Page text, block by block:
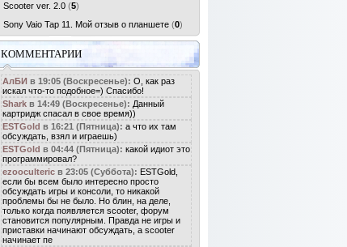
Scooter ver. 2.0 (5)
Sony Vaio Tap 11. Мой отзыв о планшете (0)
КОММЕНТАРИИ
АлБИ в 19:05 (Воскресенье): О, как раз
искал что-то подобное=) Спасибо!
Shark в 14:49 (Воскресенье): Данный
картридж спасал в свое время))
ESTGold в 16:21 (Пятница): а что их там
обсуждать, взял и играешь)
ESTGold в 04:44 (Пятница): какой идиот это
программировал?
ezooculteric в 23:05 (Суббота): ESTGold,
если бы всем было интересно просто
обсуждать игры и консоли, то никакой
проблемы бы не было. Но блин, на деле,
только когда появляется scooter, форум
становится популярным. Правда не игры и
приставки начинают обсуждать, а scooter
начинает пе